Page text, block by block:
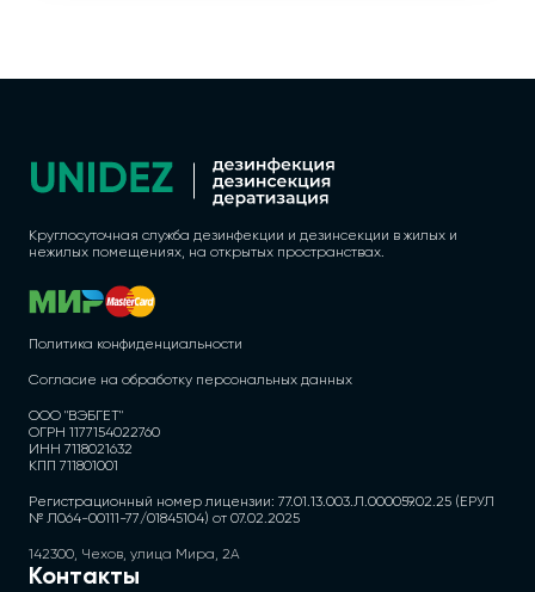
Круглосуточная служба дезинфекции и дезинсекции в жилых и
нежилых помещениях, на открытых пространствах.
Политика конфиденциальности
Согласие на обработку персональных данных
ООО "ВЭБГЕТ"
ОГРН 1177154022760
ИНН 7118021632
КПП 711801001
Регистрационный номер лицензии: 77.01.13.003.Л.000059.02.25 (ЕРУЛ
№ Л064-00111-77/01845104) от 07.02.2025
142300, Чехов, улица Мира, 2А
Контакты